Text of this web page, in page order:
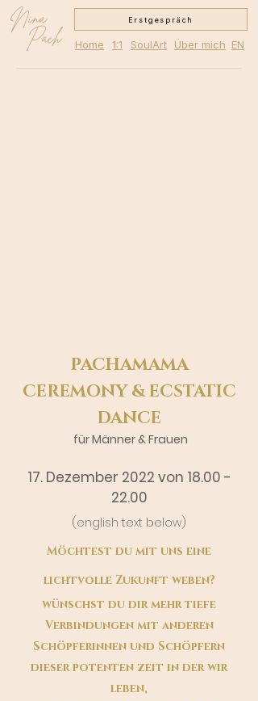
Home Über mich
Nina
Pach
Erstgespräch
1:1 SoulArt EN
PACHAMAMA
CEREMONY & ECSTATIC
DANCE
für Männer & Frauen
17. Dezember 2022 von 18.00 -
22.00
(english text below)
Möchtest du mit uns eine
lichtvolle Zukunft weben?
wünschst du dir mehr tiefe
Verbindungenmit anderen
Schöpferinnen und Schöpfern
dieser potenten zeit in der wir
leben,